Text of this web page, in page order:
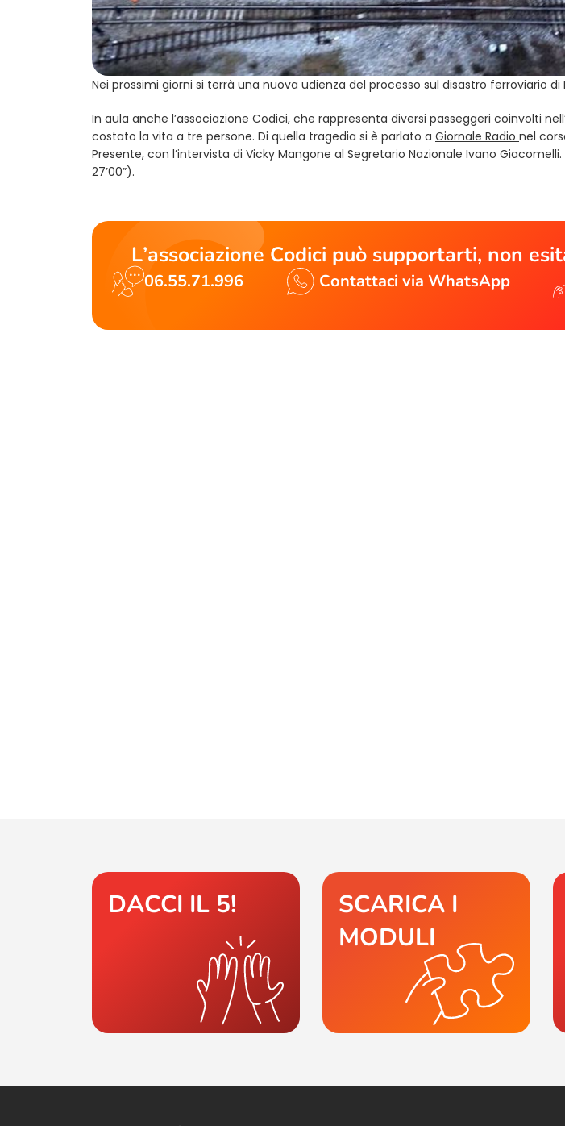
Nei prossimi giorni si terrà una nuova udienza del processo sul disastro ferroviario di
In aula anche l’associazione Codici, che rappresenta diversi passeggeri coinvolti
costato la vita a tre persone. Di quella tragedia si è parlato a Giornale Radio (opens
nel
Presente, con l’intervista di Vicky Mangone al Segretario Nazionale Ivano Giacomelli.
27’00”)(opens in a new tab)
.
L’associazione Codici può supportarti, non
06.55.71.996 Contattaci via WhatsApp
DACCI IL 5!
SCARICA I
MODULI